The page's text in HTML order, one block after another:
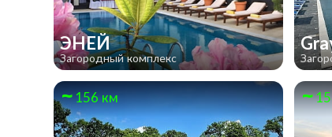
ЭНЕЙ
Загородный комплекс
156 км